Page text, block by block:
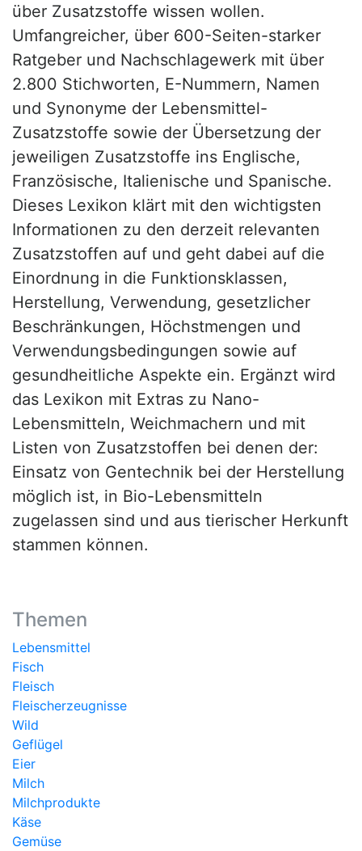
über Zusatzstoffe wissen wollen.
Umfangreicher, über 600-Seiten-starker
Ratgeber und Nachschlagewerk mit über
2.800 Stichworten, E-Nummern, Namen
und Synonyme der Lebensmittel-
Zusatzstoffe sowie der Übersetzung der
jeweiligen Zusatzstoffe ins Englische,
Französische, Italienische und Spanische.
Dieses Lexikon klärt mit den wichtigsten
Informationen zu den derzeit relevanten
Zusatzstoffen auf und geht dabei auf die
Einordnung in die Funktionsklassen,
Herstellung, Verwendung, gesetzlicher
Beschränkungen, Höchstmengen und
Verwendungsbedingungen sowie auf
gesundheitliche Aspekte ein. Ergänzt wird
das Lexikon mit Extras zu Nano-
Lebensmitteln, Weichmachern und mit
Listen von Zusatzstoffen bei denen der:
Einsatz von Gentechnik bei der Herstellung
möglich ist, in Bio-Lebensmitteln
zugelassen sind und aus tierischer Herkunft
stammen können.
Themen
Lebensmittel
Fisch
Fleisch
Fleischerzeugnisse
Wild
Geflügel
Eier
Milch
Milchprodukte
Käse
Gemüse